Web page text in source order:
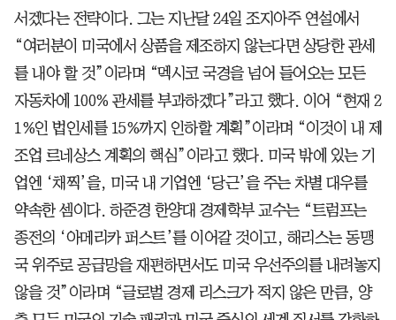
서겠다는 전략이다. 그는 지난달 24일 조지아주 연설에서
“여러분이 미국에서 상품을 제조하지 않는다면 상당한 관세
를 내야 할 것”이라며 “멕시코 국경을 넘어 들어오는 모든
자동차에 100% 관세를 부과하겠다”라고 했다. 이어 “현재 2
1%인 법인세를 15%까지 인하할 계획”이라며 “이것이 내 제
조업 르네상스 계획의 핵심”이라고 했다. 미국 밖에 있는 기
업엔 ‘채찍’을, 미국 내 기업엔 ‘당근’을 주는 차별 대우를
약속한 셈이다. 하준경 한양대 경제학부 교수는 “트럼프는
종전의 ‘아메리카 퍼스트’를 이어갈 것이고, 해리스는 동맹
국 위주로 공급망을 재편하면서도 미국 우선주의를 내려놓지
않을 것”이라며 “글로벌 경제 리스크가 적지 않은 만큼, 양